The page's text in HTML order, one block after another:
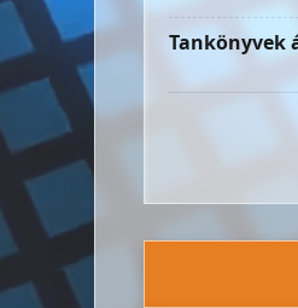
Tankönyvek